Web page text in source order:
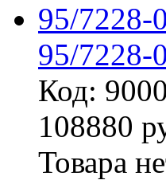
95/7228-
Код:
108880
Товара